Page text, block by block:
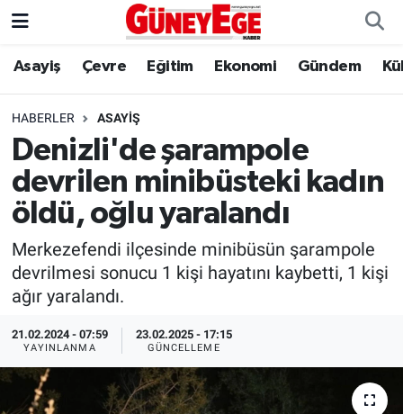
Asayiş Çevre Eğitim Ekonomi Gündem
HABERLER ASAYIŞ
Denizli'de şarampole
devrilen minibüsteki kadın
öldü, oğlu yaralandı
Merkezefendi ilçesinde minibüsün şarampole
devrilmesi sonucu 1 kişi hayatını kaybetti, 1 kişi
ağır yaralandı.
21.02.2024 - 07:59
YAYINLANMA
23.02.2025 - 17:15
GÜNCELLEME
Asayiş
Çevre
Eğitim
Ekonomi
Gündem
Kültür Sanat
Magazin
Politika
İstanbul Hava Durumu
İstanbul Trafik Yoğunluk Haritası
Süper Lig Puan Durumu ve Fikstür
Tüm Manşetler
Son Dakika Haberleri
Haber Arşivi